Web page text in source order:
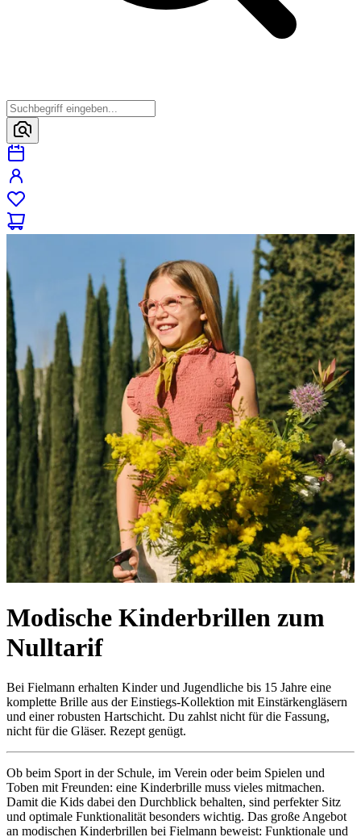
Modische Kinderbrillen zum
Nulltarif
Bei Fielmann erhalten Kinder und Jugendliche bis 15 Jahre eine
komplette Brille aus der Einstiegs-Kollektion mit Einstärkengläsern
und einer robusten Hartschicht. Du zahlst nicht für die Fassung,
nicht für die Gläser. Rezept genügt.
Ob beim Sport in der Schule, im Verein oder beim Spielen und
Toben mit Freunden: eine Kinderbrille muss vieles mitmachen.
Damit die Kids dabei den Durchblick behalten, sind perfekter Sitz
und optimale Funktionalität besonders wichtig. Das große Angebot
an modischen Kinderbrillen bei Fielmann beweist: Funktionale und